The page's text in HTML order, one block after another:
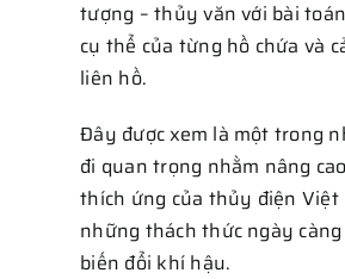
tượng – thủy văn với bài
cụ thể của từng hồ chứa và
liên hồ.
Đây được xem là một trong
đi quan trọng nhằm nâng
thích ứng của thủy điện Việt
những thách thức ngày
biến đổi khí hậu.